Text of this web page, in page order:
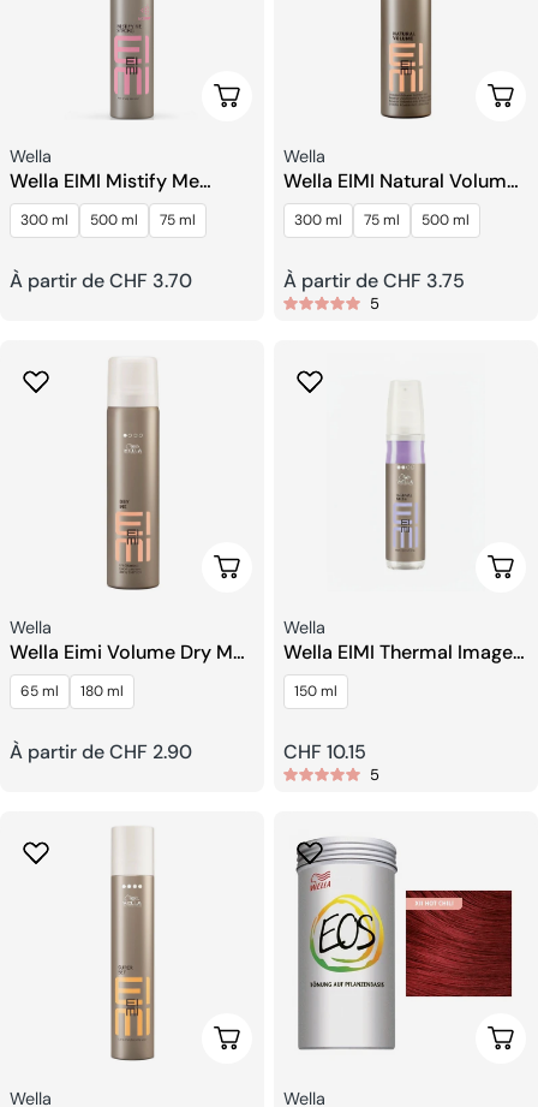
Choisissez Les Options
Fournisseur:
Wella
Wella EIMI Mistify Me
Strong Laque à Séchage
Rapide
300 ml 500 ml 75 ml
Prix
À partir de CHF 3.70
Fournisseur:
Wella
Wella EIMI Natural Volume
Mousse à Tenue Légère
300 ml 75 ml 500 ml
Prix
À partir de CHF 3.75
5
Choisissez Les Options
Fournisseur:
Wella
Wella Eimi Volume Dry Me
Shampooing Sec
65 ml 180 ml
Prix
À partir de CHF 2.90
Fournisseur:
Wella
Wella EIMI Thermal Image
Spray De Protection
Thermique.
150 ml
Prix
CHF 10.15
5
Choisissez Les Options
Fournisseur:
Wella Fournisseur:
Wella